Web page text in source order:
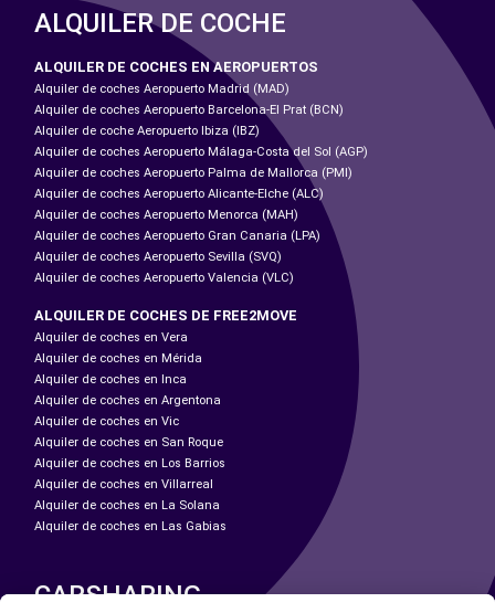
ALQUILER DE COCHE
ALQUILER DE COCHES EN AEROPUERTOS
Alquiler de coches Aeropuerto Madrid (MAD)
Alquiler de coches Aeropuerto Barcelona-El Prat (BCN)
Alquiler de coche Aeropuerto Ibiza (IBZ)
Alquiler de coches Aeropuerto Málaga-Costa del Sol (AGP)
Alquiler de coches Aeropuerto Palma de Mallorca (PMI)
Alquiler de coches Aeropuerto Alicante-Elche (ALC)
Alquiler de coches Aeropuerto Menorca (MAH)
Alquiler de coches Aeropuerto Gran Canaria (LPA)
Alquiler de coches Aeropuerto Sevilla (SVQ)
Alquiler de coches Aeropuerto Valencia (VLC)
ALQUILER DE COCHES DE FREE2MOVE
Alquiler de coches en Vera
Alquiler de coches en Mérida
Alquiler de coches en Inca
Alquiler de coches en Argentona
Alquiler de coches en Vic
Alquiler de coches en San Roque
Alquiler de coches en Los Barrios
Alquiler de coches en Villarreal
Alquiler de coches en La Solana
Alquiler de coches en Las Gabias
CARSHARING